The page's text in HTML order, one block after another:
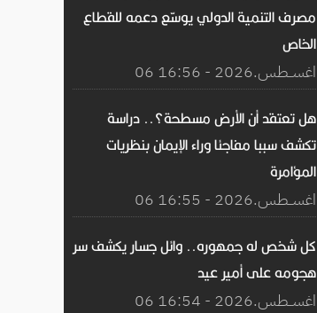
مصرف التنمية الدولي يوسّع دعمه للقطاع
الخاص
06 اغســطس.2026 - 16:56
هل تعتقد أن الأرض مسطحة؟.. دراسة
تكشف سببا مفاجئا وراء الإيمان بنظريات
المؤامرة
06 اغســطس.2026 - 16:55
كل شخص له جمهوره.. وائل جسار يكشف سر
هجومه على أمير عيد
06 اغســطس.2026 - 16:54